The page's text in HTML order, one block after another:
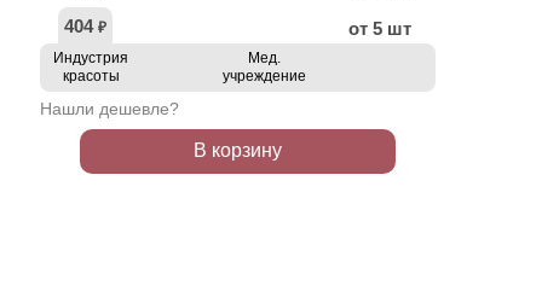
404 ₽ от 5 шт
Индустрия
красоты
Мед.
учреждение
Нашли дешевле?
В корзину